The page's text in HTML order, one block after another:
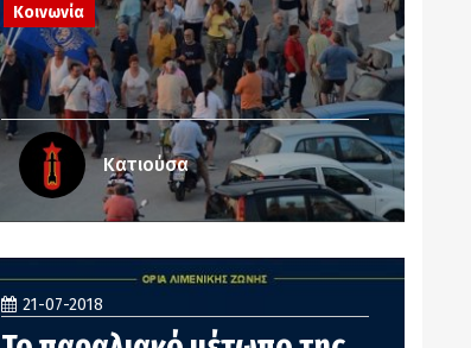
Κοινωνία
Κατιούσα
21-07-2018